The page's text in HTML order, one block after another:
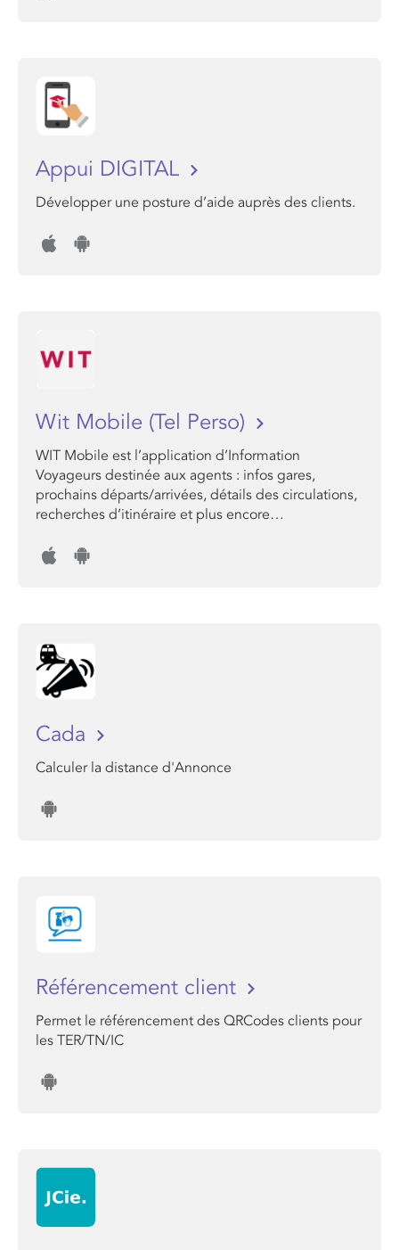
Appui DIGITAL
Développer une posture d’aide auprès des clients.
Wit Mobile (Tel Perso)
WIT Mobile est l’application d’Information
Voyageurs destinée aux agents : infos gares,
prochains départs/arrivées, détails des circulations,
recherches d’itinéraire et plus encore…
Cada
Calculer la distance d'Annonce
Référencement client
Permet le référencement des QRCodes clients pour
les TER/TN/IC